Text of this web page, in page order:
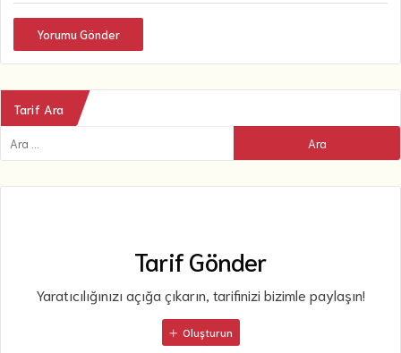
Yorumu Gönder
Tarif Ara
Tarif Gönder
Yaratıcılığınızı açığa çıkarın, tarifinizi bizimle paylaşın!
Oluşturun